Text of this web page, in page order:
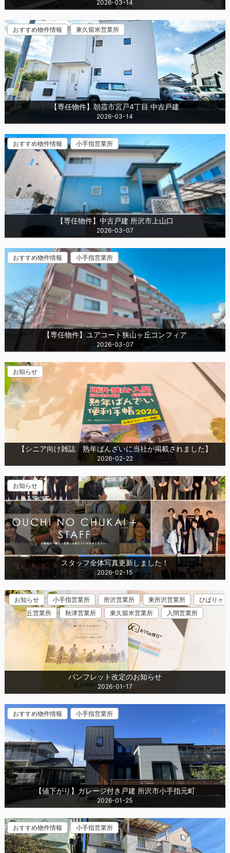
2026-03-14
おすすめ物件情報 東久留米営業所
【専任物件】朝霞市宮戸4丁目 中古戸建
2026-03-14
おすすめ物件情報 小手指営業所
【専任物件】中古戸建 所沢市上山口
2026-03-07
おすすめ物件情報 小手指営業所
【専任物件】ユアコート狭山ヶ丘コンフィア
2026-03-07
お知らせ
【シニア向け雑誌 熟年ばんざいに当社が掲載されました】
2026-02-22
お知らせ
スタッフ全体写真更新しました！
2026-02-15
お知らせ 小手指営業所 所沢営業所 東所沢営業所
ひばりヶ
丘営業所
秋津営業所 東久留米営業所 入間営業所
パンフレット改定のお知らせ
2026-01-17
おすすめ物件情報 小手指営業所
【値下がり】ガレージ付き戸建 所沢市小手指元町
2026-01-25
おすすめ物件情報 小手指営業所